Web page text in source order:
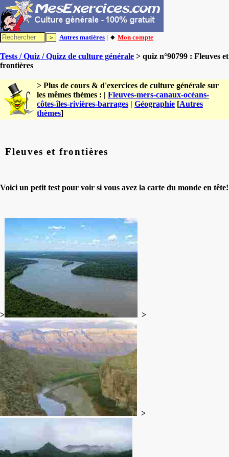
Autres matières | 🔸 Mon compte
Tests / Quiz / Quizz de culture générale > quiz n°90799 : Fleuves et
frontières
> Plus de cours & d'exercices de culture générale sur
les mêmes thèmes : | Fleuves-mers-canaux-océans-
côtes-îles-rivières-barrages | Géographie [Autres
thèmes]
Fleuves et frontières
Voici un petit test pour voir si vous avez la carte du monde en tête!
> >
>